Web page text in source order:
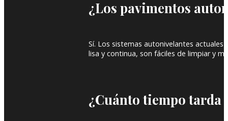
¿Los pavimentos
Sí. Los sistemas autonivelantes
lisa y continua, son fáciles de limpiar y
¿Cuánto tiempo tarda